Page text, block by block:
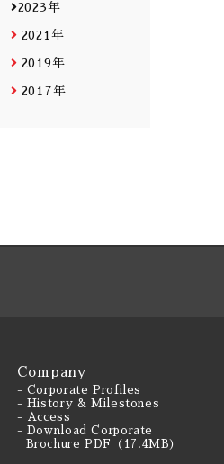
2023年
2021年
2019年
2017年
Company
- Corporate Profiles
- History & Milestones
- Access
- Download Corporate
Brochure PDF（17.4MB）